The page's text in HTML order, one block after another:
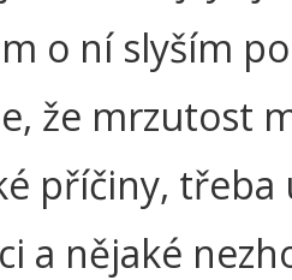
o ní slyším
že mrzutost
příčiny,
a nějaké